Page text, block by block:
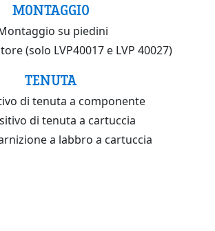
MONTAGGIO
su piedini
(solo LVP40017 e LVP 40027)
TENUTA
di tenuta a componente
di tenuta a cartuccia
a labbro a cartuccia